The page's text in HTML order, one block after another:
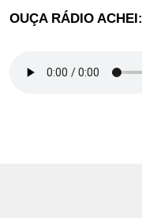
OUÇA RÁDIO ACHEI: